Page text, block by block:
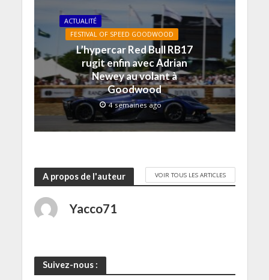
l
e
e
n
t
r
e
)
r
e
) e
)
r
e
)
ACTUALITÉ
FESTIVAL OF SPEED GOODWOOD
L’hypercar Red Bull RB17
rugit enfin avec Adrian
Newey au volant à
Goodwood
4 semaines ago
A propos de l'auteur VOIR TOUS LES ARTICLES
Yacco71
Suivez-nous :